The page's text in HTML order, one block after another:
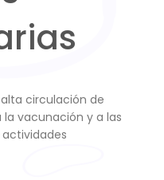
circulación de
vacunación y a las